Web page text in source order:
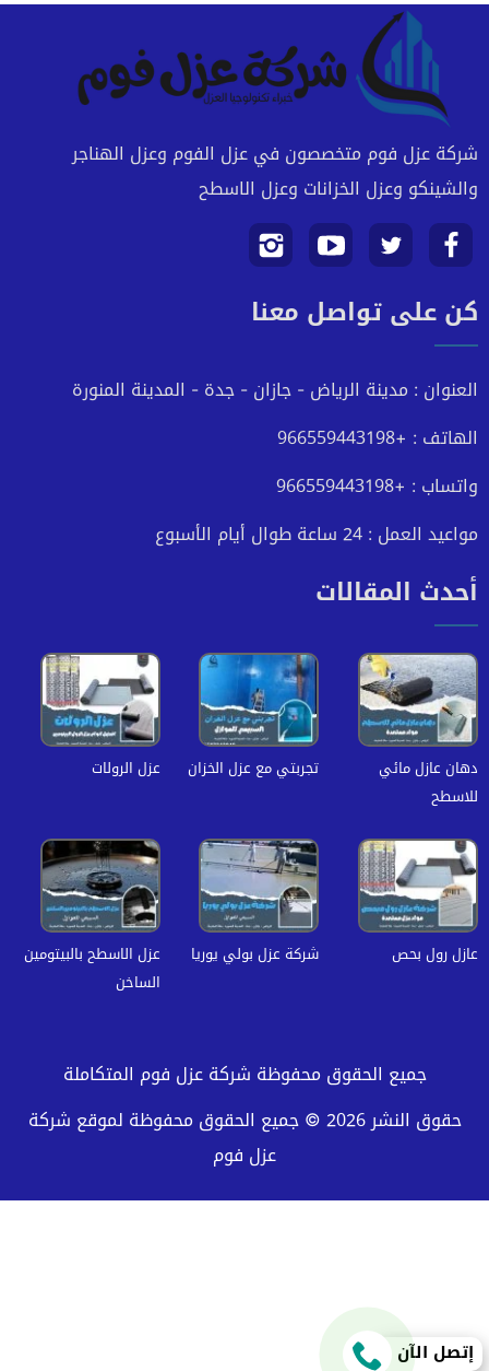
شركة عزل فوم متخصصون في عزل الفوم وعزل الهناجر
والشينكو وعزل الخزانات وعزل الاسطح
تابعنا
على
تابعنا
على
تابعنا
على
تابعنا
علىكن على تواصل معنا
العنوان : مدينة الرياض - جازان - جدة - المدينة المنورة
الهاتف : +966559443198
واتساب : +966559443198
مواعيد العمل : 24 ساعة طوال أيام الأسبوع
أحدث المقالات
دهان عازل مائي
للاسطح
تجربتي مع عزل الخزان عزل الرولات
عازل رول بحص شركة عزل بولي يوريا
عزل الاسطح بالبيتومين
الساخن
جميع الحقوق محفوظة شركة عزل فوم المتكاملة
حقوق النشر 2026 © جميع الحقوق محفوظة لموقع شركة
عزل فوم
إتصل الآن